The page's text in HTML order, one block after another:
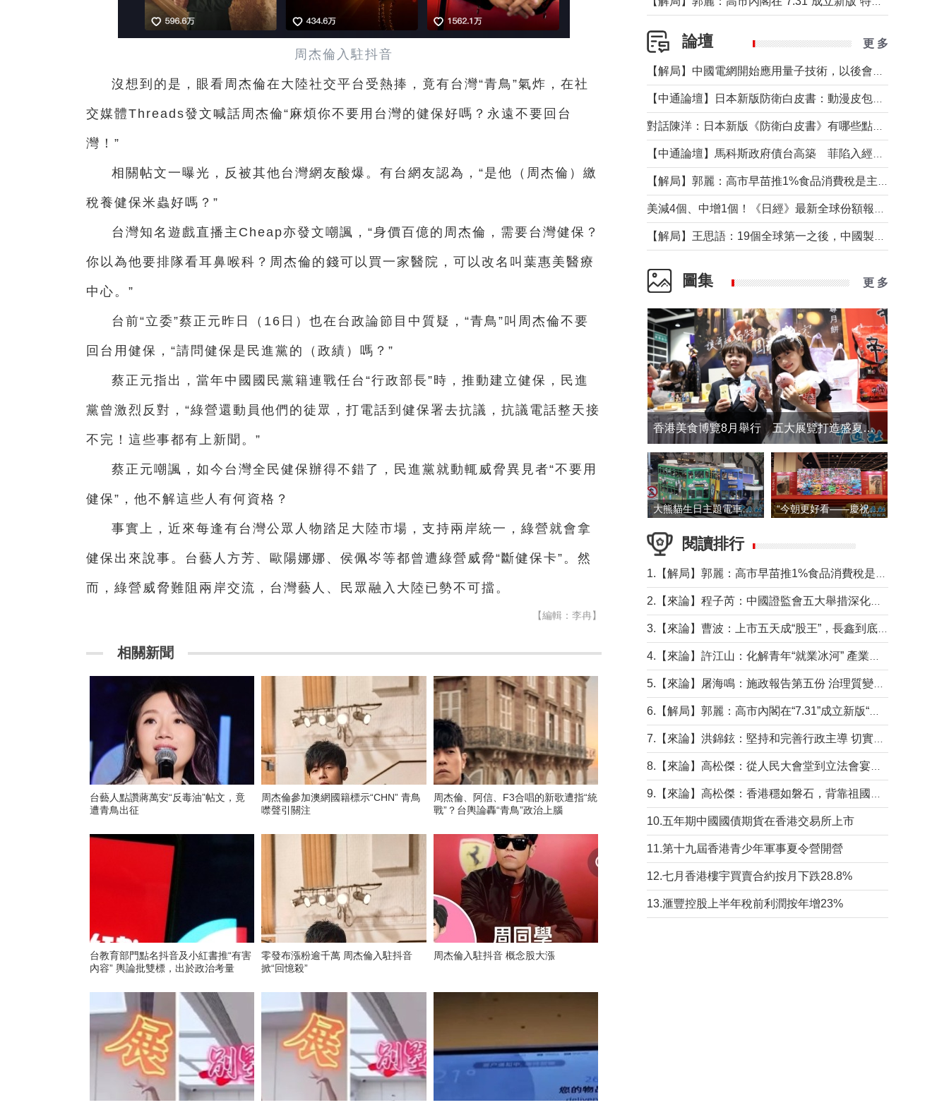
周杰倫入駐抖音
沒想到的是，眼看周杰倫在大陸社交平台受熱捧，竟有台灣“青鳥”氣炸，在社
交媒體Threads發文喊話周杰倫“麻煩你不要用台灣的健保好嗎？永遠不要回台
灣！”
相關帖文一曝光，反被其他台灣網友酸爆。有台網友認為，“是他（周杰倫）繳
稅養健保米蟲好嗎？”
台灣知名遊戲直播主Cheap亦發文嘲諷，“身價百億的周杰倫，需要台灣健保？
你以為他要排隊看耳鼻喉科？周杰倫的錢可以買一家醫院，可以改名叫葉惠美醫療
中心。”
台前“立委”蔡正元昨日（16日）也在台政論節目中質疑，“青鳥”叫周杰倫不要
回台用健保，“請問健保是民進黨的（政績）嗎？”
蔡正元指出，當年中國國民黨籍連戰任台“行政部長”時，推動建立健保，民進
黨曾激烈反對，“綠營還動員他們的徒眾，打電話到健保署去抗議，抗議電話整天接
不完！這些事都有上新聞。”
蔡正元嘲諷，如今台灣全民健保辦得不錯了，民進黨就動輒威脅異見者“不要用
健保”，他不解這些人有何資格？
事實上，近來每逢有台灣公眾人物踏足大陸市場，支持兩岸統一，綠營就會拿
健保出來說事。台藝人方芳、歐陽娜娜、侯佩岑等都曾遭綠營威脅“斷健保卡”。然
而，綠營威脅難阻兩岸交流，台灣藝人、民眾融入大陸已勢不可擋。
【編輯：李冉】
相關新聞
台藝人點讚蔣萬安“反毒油”帖文，竟
遭青鳥出征
周杰倫參加澳網國籍標示“CHN” 青鳥
噤聲引關注
周杰倫、阿信、F3合唱的新歌遭指“統
戰”？台輿論轟“青鳥”政治上腦
台教育部門點名抖音及小紅書推“有害
內容” 輿論批雙標，出於政治考量
零發布漲粉逾千萬 周杰倫入駐抖音
掀“回憶殺”
周杰倫入駐抖音 概念股大漲
論壇 更 多
圖集 更 多
香港美食博覽8月舉行 五大展覽打造盛夏嘉年華
大熊貓生日主題電車在香港島行駛 “今朝更好看——慶祝中國共產黨成立105周年名家作品展”6日起舉行
閱讀排行
10.五年期中國國債期貨在香港交易所上市
11.第十九屆香港青少年軍事夏令營開營
12.七月香港樓宇買賣合約按月下跌28.8%
13.滙豐控股上半年稅前利潤按年增23%